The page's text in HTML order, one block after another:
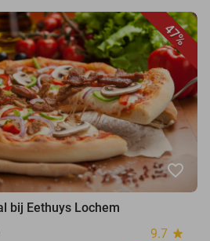
47%
favorite_border
bij Eethuys Lochem
9.7 star